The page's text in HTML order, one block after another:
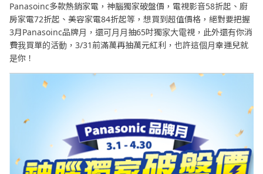
Panasoinc多款熱銷家電，神腦獨家破盤價，電視影音58折起、廚
房家電72折起、美容家電84折起等，想買到超值價格，絕對要把握
3月Panasoinc品牌月，還可月月抽65吋獨家大電視，此外還有你消
費我買單的活動，3/31前滿萬再抽萬元紅利，也許這個月幸運兒就
是你！